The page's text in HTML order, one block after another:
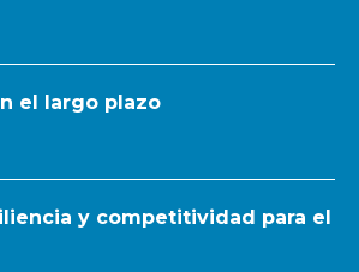
el largo plazo
y competitividad para el